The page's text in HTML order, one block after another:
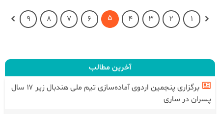
1
2
3
4
5
6
7
8
9
آخرین مطالب
برگزاری پنجمین اردوی آماده‌سازی تیم ملی هندبال زیر ۱۷ سال
پسران در ساری